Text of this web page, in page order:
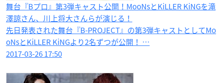
舞台『Bプロ』第3弾キャスト公開！MooNsとKiLLER KiNGを滝
澤諒さん、川上将大さんらが演じる！
先日発表された舞台『B-PROJECT』の第3弾キャストとしてMo
oNsとKiLLER KiNGより2名ずつが公開！ …
2017-03-26 17:50